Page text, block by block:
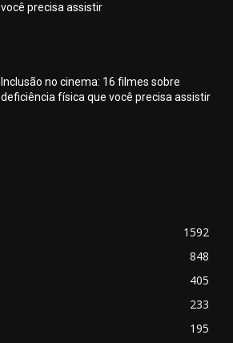
você precisa assistir
Inclusão no cinema: 16 filmes sobre
deficiência física que você precisa assistir
1592
848
405
233
195